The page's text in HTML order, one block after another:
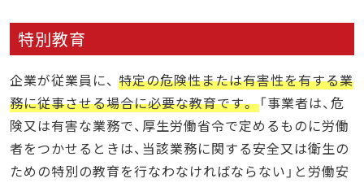
特別教育
企業が従業員に、 特定の危険性または有害性を有する業
務に従事させる場合に必要な教育です。「事業者は、危
険又は有害な業務で、厚生労働省令で定めるものに労働
者をつかせるときは、当該業務に関する安全又は衛生の
ための特別の教育を行なわなければならない」と労働安